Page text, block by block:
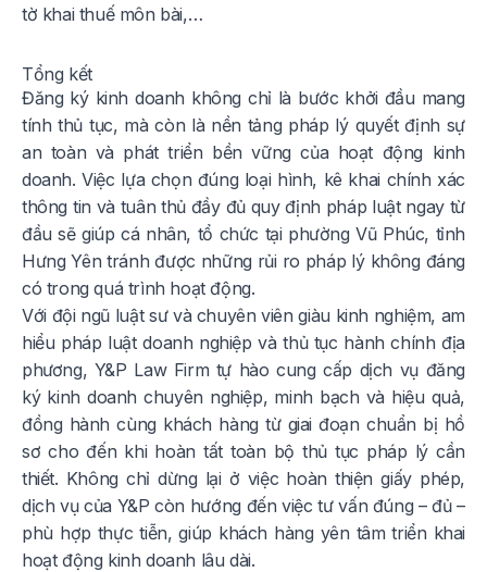
tờ khai thuế môn bài,…
Tổng kết
Đăng ký kinh doanh không chỉ là bước khởi đầu mang
tính thủ tục, mà còn là nền tảng pháp lý quyết định sự
an toàn và phát triển bền vững của hoạt động kinh
doanh. Việc lựa chọn đúng loại hình, kê khai chính xác
thông tin và tuân thủ đầy đủ quy định pháp luật ngay từ
đầu sẽ giúp cá nhân, tổ chức tại phường Vũ Phúc, tỉnh
Hưng Yên tránh được những rủi ro pháp lý không đáng
có trong quá trình hoạt động.
Với đội ngũ luật sư và chuyên viên giàu kinh nghiệm, am
hiểu pháp luật doanh nghiệp và thủ tục hành chính địa
phương, Y&P Law Firm tự hào cung cấp dịch vụ đăng
ký kinh doanh chuyên nghiệp, minh bạch và hiệu quả,
đồng hành cùng khách hàng từ giai đoạn chuẩn bị hồ
sơ cho đến khi hoàn tất toàn bộ thủ tục pháp lý cần
thiết. Không chỉ dừng lại ở việc hoàn thiện giấy phép,
dịch vụ của Y&P còn hướng đến việc tư vấn đúng – đủ –
phù hợp thực tiễn, giúp khách hàng yên tâm triển khai
hoạt động kinh doanh lâu dài.